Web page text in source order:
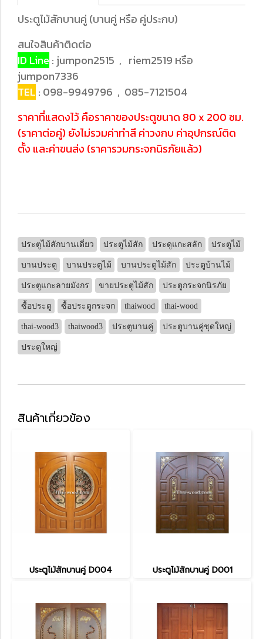
ประตูไม้สักบานคู่ (บานคู่ หรือ คู่ประกบ)
สนใจสินค้าติดต่อ
ID Line : jumpon2515 , riem2519 หรือ
jumpon7336
TEL : 098-9949796 , 085-7121504
ราคาที่แสดงไว้ คือราคาของประตูขนาด 80 x 200 ซม.
(ราคาต่อคู่) ยังไม่รวมค่าทำสี ค่าวงกบ ค่าอุปกรณ์ติด
ตั้ง และค่าขนส่ง (ราคารวมกระจกนิรภัยแล้ว)
ประตูไม้สักบานเดี่ยว ประตูไม้สัก ประดูแกะสลัก ประตูไม้
บานประตู บานประตูไม้ บานประตูไม้สัก ประตูบ้านไม้
ประตูแกะลายมังกร ขายประตูไม้สัก ประตูกระจกนิรภัย
ซื้อประตู ซื้อประตูกระจก thaiwood thai-wood
thai-wood3 thaiwood3 ประตูบานคู่ ประตูบานคู่ชุดใหญ่
ประตูใหญ่
สินค้าเกี่ยวข้อง
ประตูไม้สักบานคู่ D004 ประตูไม้สักบานคู่ D001